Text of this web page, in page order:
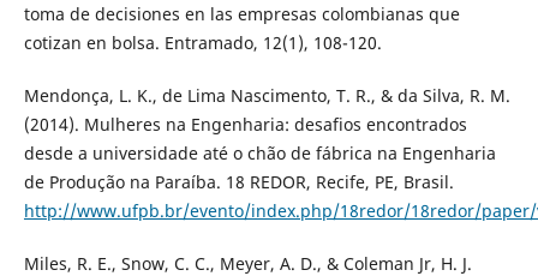
toma de decisiones en las empresas colombianas que
cotizan en bolsa. Entramado, 12(1), 108-120.
Mendonça, L. K., de Lima Nascimento, T. R., & da Silva, R. M.
(2014). Mulheres na Engenharia: desafios encontrados
desde a universidade até o chão de fábrica na Engenharia
de Produção na Paraíba. 18 REDOR, Recife, PE, Brasil.
http://www.ufpb.br/evento/index.php/18redor/18redor/paper/
Miles, R. E., Snow, C. C., Meyer, A. D., & Coleman Jr, H. J.